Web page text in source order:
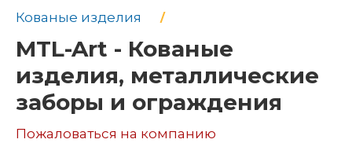
Кованые изделия
MTL-Art - Кованые
изделия, металлические
заборы и ограждения
Пожаловаться на компанию